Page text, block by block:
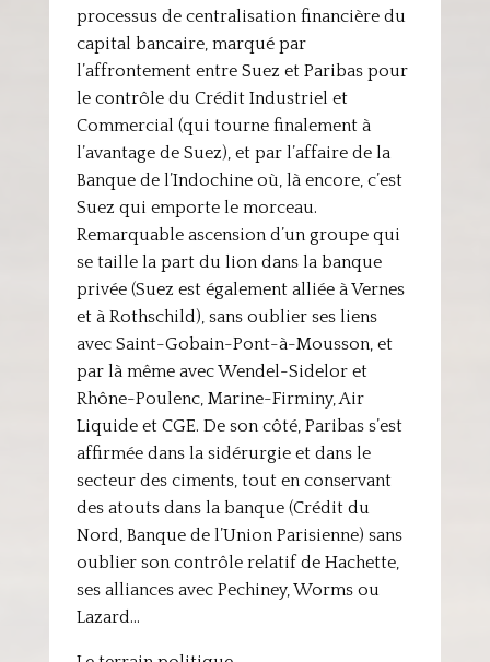
processus de centralisation financière du
capital bancaire, marqué par
l’affrontement entre Suez et Paribas pour
le contrôle du Crédit Industriel et
Commercial (qui tourne finalement à
l’avantage de Suez), et par l’affaire de la
Banque de l’Indochine où, là encore, c’est
Suez qui emporte le morceau.
Remarquable ascension d’un groupe qui
se taille la part du lion dans la banque
privée (Suez est également alliée à Vernes
et à Rothschild), sans oublier ses liens
avec Saint-Gobain-Pont-à-Mousson, et
par là même avec Wendel-Sidelor et
Rhône-Poulenc, Marine-Firminy, Air
Liquide et CGE. De son côté, Paribas s’est
affirmée dans la sidérurgie et dans le
secteur des ciments, tout en conservant
des atouts dans la banque (Crédit du
Nord, Banque de l’Union Parisienne) sans
oublier son contrôle relatif de Hachette,
ses alliances avec Pechiney, Worms ou
Lazard…